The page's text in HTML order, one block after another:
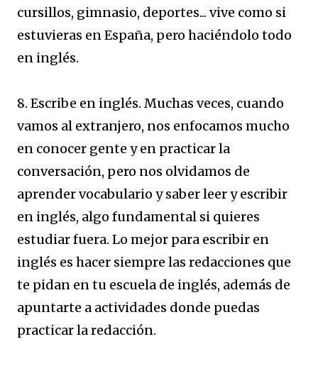
cursillos, gimnasio, deportes... vive como si
estuvieras en España, pero haciéndolo todo
en inglés.
8. Escribe en inglés. Muchas veces, cuando
vamos al extranjero, nos enfocamos mucho
en conocer gente y en practicar la
conversación, pero nos olvidamos de
aprender vocabulario y saber leer y escribir
en inglés, algo fundamental si quieres
estudiar fuera. Lo mejor para escribir en
inglés es hacer siempre las redacciones que
te pidan en tu escuela de inglés, además de
apuntarte a actividades donde puedas
practicar la redacción.